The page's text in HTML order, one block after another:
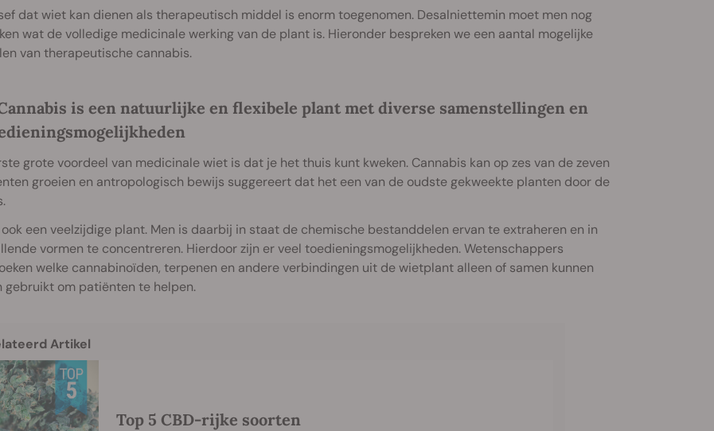
dat wiet kan dienen als therapeutisch middel is enorm toegenomen. Desalniettemin moet men nog
wat de volledige medicinale werking van de plant is. Hieronder bespreken we een aantal mogelijke
van therapeutische cannabis.
is een natuurlijke en flexibele plant met diverse samenstellingen en
grote voordeel van medicinale wiet is dat je het thuis kunt kweken. Cannabis kan op zes van de zeven
groeien en antropologisch bewijs suggereert dat het een van de oudste gekweekte planten door de
een veelzijdige plant. Men is daarbij in staat de chemische bestanddelen ervan te extraheren en in
vormen te concentreren. Hierdoor zijn er veel toedieningsmogelijkheden. Wetenschappers
welke cannabinoïden, terpenen en andere verbindingen uit de wietplant alleen of samen kunnen
gebruikt om patiënten te helpen.
Artikel
Top 5 CBD-rijke soorten